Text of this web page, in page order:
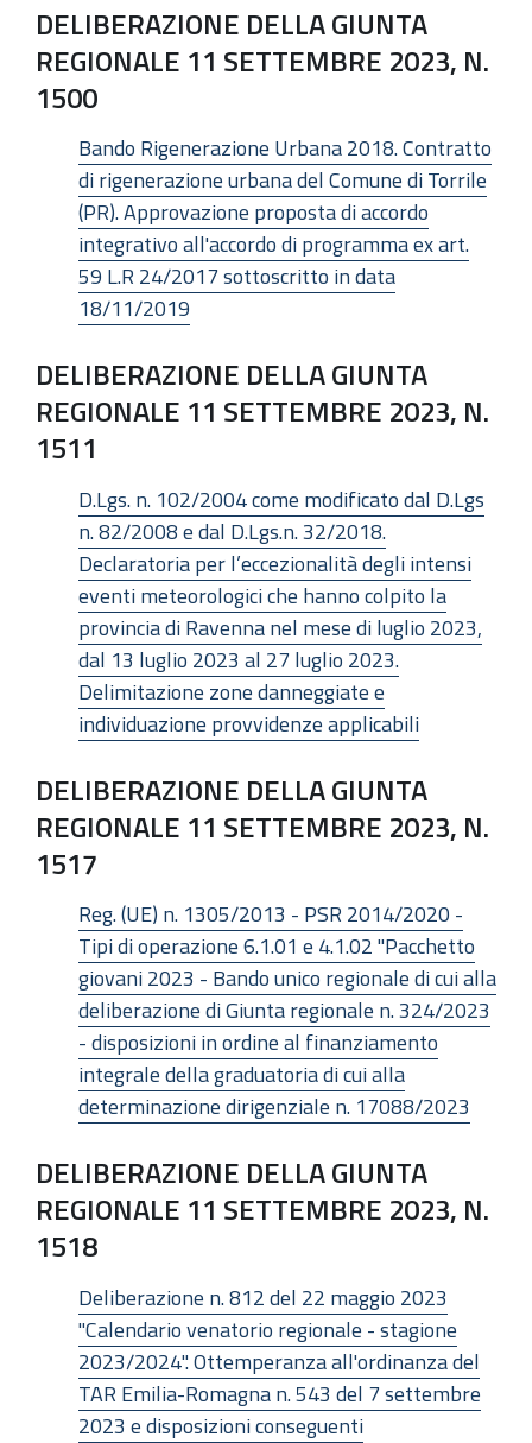
DELIBERAZIONE DELLA GIUNTA
REGIONALE 11 SETTEMBRE 2023, N.
1500
Bando Rigenerazione Urbana 2018. Contratto
di rigenerazione urbana del Comune di Torrile
(PR). Approvazione proposta di accordo
integrativo all'accordo di programma ex art.
59 L.R 24/2017 sottoscritto in data
18/11/2019
DELIBERAZIONE DELLA GIUNTA
REGIONALE 11 SETTEMBRE 2023, N.
1511
D.Lgs. n. 102/2004 come modificato dal D.Lgs
n. 82/2008 e dal D.Lgs.n. 32/2018.
Declaratoria per l’eccezionalità degli intensi
eventi meteorologici che hanno colpito la
provincia di Ravenna nel mese di luglio 2023,
dal 13 luglio 2023 al 27 luglio 2023.
Delimitazione zone danneggiate e
individuazione provvidenze applicabili
DELIBERAZIONE DELLA GIUNTA
REGIONALE 11 SETTEMBRE 2023, N.
1517
Reg. (UE) n. 1305/2013 - PSR 2014/2020 -
Tipi di operazione 6.1.01 e 4.1.02 "Pacchetto
giovani 2023 - Bando unico regionale di cui alla
deliberazione di Giunta regionale n. 324/2023
- disposizioni in ordine al finanziamento
integrale della graduatoria di cui alla
determinazione dirigenziale n. 17088/2023
DELIBERAZIONE DELLA GIUNTA
REGIONALE 11 SETTEMBRE 2023, N.
1518
Deliberazione n. 812 del 22 maggio 2023
"Calendario venatorio regionale - stagione
2023/2024". Ottemperanza all'ordinanza del
TAR Emilia-Romagna n. 543 del 7 settembre
2023 e disposizioni conseguenti